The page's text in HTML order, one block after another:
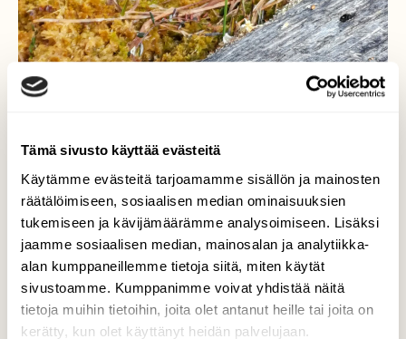
Tämä sivusto käyttää evästeitä
Käytämme evästeitä tarjoamamme sisällön ja mainosten
räätälöimiseen, sosiaalisen median ominaisuuksien
tukemiseen ja kävijämäärämme analysoimiseen. Lisäksi
jaamme sosiaalisen median, mainosalan ja analytiikka-
alan kumppaneillemme tietoja siitä, miten käytät
sivustoamme. Kumppanimme voivat yhdistää näitä
tietoja muihin tietoihin, joita olet antanut heille tai joita on
kerätty, kun olet käyttänyt heidän palvelujaan.